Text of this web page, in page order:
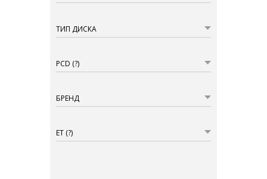
ТИП ДИСКА
PCD (?)
БРЕНД
ET (?)